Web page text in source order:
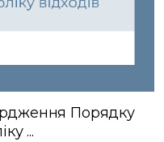
Порядку
...